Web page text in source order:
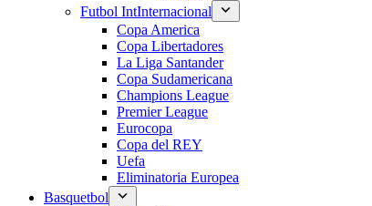
Futbol IntInternacional
Copa America
Copa Libertadores
La Liga Santander
Copa Sudamericana
Champions League
Premier League
Eurocopa
Copa del REY
Uefa
Eliminatoria Europea
Basquetbol